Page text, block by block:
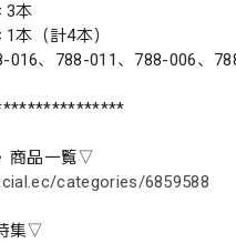
3本
本（計4本）
016、788-011、788-006、
商品一覧▽
categories/6859588
集▽